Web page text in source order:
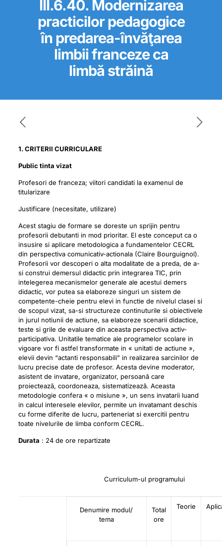
III.6.40. Modernizarea
practicilor pedagogice
în predarea-învăţarea
limbii franceze ca
limbă străină
1. CRITERII CURRICULARE
Public tinta vizat
Profesori de franceza; viitori candidati la examenul de
titularizare
Justificare (necesitate, utilizare)
Acest stagiu de formare se doreste un sprijin pentru
profesorii debutanti in mod prioritar. El este conceput ca o
insusire si aplicare metodologica a fundamentelor CECRL
din perspectiva comunicativ-actionala (Claire Bourguignol).
Profesorii vor descoperi o alta modalitate de a preda, de a-
si construi demersul didactic prin integrarea TIC, prin
intelegerea mecanismelor generale ale acestui demers
didactic, vor putea sa elaboreze singuri un sistem de
competente-cheie pentru elevi in functie de nivelul clasei si
de scopul vizat, sa-si structureze continuturile si obiectivele
in jurul notiunii de actiune, sa elaboreze scenarii didactice,
teste si grile de evaluare din aceasta perspectiva activ-
participativa. Unitatile tematice ale programelor scolare in
vigoare vor fi astfel transformate in « unitati de actiune »,
elevii devin “actanti responsabili” in realizarea sarcinilor de
lucru precise date de profesor. Acesta devine moderator,
asistent de invatare, organizator, persoană care
proiectează, coordoneaza, sistematizează. Aceasta
metodologie confera « o misiune », un sens invatarii luand
in calcul interesele elevilor, permite un invatamant deschis
cu forme diferite de lucru, parteneriat si exercitii pentru
toate nivelurile de limba conform CECRL.
Durata : 24 de ore repartizate
Curriculum-ul programului
Denumire modul/
tema
Total
ore
Teorie